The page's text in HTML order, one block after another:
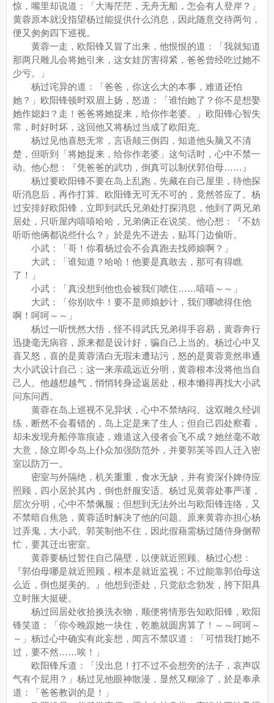
惊，嘴里却说道：「大海茫茫，无舟无船，怎会有人登岸？」
黄蓉原本就没指望杨过能提供什么消息，因此随意交待两句，
便又匆匆四下巡视。
黄蓉一走，欧阳锋又冒了出来，他恨恨的道：「我就知道
那两只雕儿会将她引来，这女娃厉害得紧，爸爸曾经吃过她不
少亏。」
杨过诧异的道：「爸爸，你这么大的本事，难道还怕
她？」欧阳锋顿时双眉上扬，怒道：「谁怕她了？你不是想娶
她作媳妇？走！爸爸将她捉来，给你作老婆。」欧阳锋心智失
常，时好时坏，这回他又将杨过当成了欧阳克。
杨过见他喜怒无常，言语颠三倒四，知道他头脑又不清
楚，但听到「将她捉来，给你作老婆」这句话时，心中不禁一
动。他心想：『凭爸爸的武功，倒真可以制伏郭伯母……』
杨过要欧阳锋不要在岛上乱跑，先藏在自己屋里，待他探
听消息后，再作打算。欧阳锋无可无不可的，竟然答应了。杨
过安排好欧阳锋，立即到武氏兄弟处打探消息，他到了两兄弟
居处，只听屋内嘻嘻哈哈，兄弟俩正在说笑。他心想：『不妨
听听他俩都说些什么？』於是先不进去，贴耳门边偷听。
小武：「哥！你看杨过会不会真跑去找师娘啊？」
大武：「谁知道？哈哈！他要是真敢去，那可有得瞧
了！」
小武：「真没想到他也会被我们唬住……嘻嘻～～」
大武：「你别吹牛！要不是师娘妙计，我们哪唬得住他
啊！呵呵～～」
杨过一听恍然大悟，怪不得武氏兄弟得手容易，黄蓉奔行
迅捷毫无病容，原来都是设计好，骗自己上当的。杨过心中又
喜又怒，喜的是黄蓉清白无瑕未遭玷污，怒的是黄蓉竟然串通
大小武设计自己；这一来亲疏远近分明，黄蓉根本没将他当自
己人。他越想越气，悄悄转身迳返居处，根本懒得再找大小武
问东问西。
黄蓉在岛上巡视不见异状，心中不禁纳闷。这双雕久经训
练，断然不会看错的，岛上定是来了生人；但自己四处察看，
却未发现舟船停靠痕迹，难道这入侵者会飞不成？她丝毫不敢
大意，除立即令岛上仆众加强防范外，并要郭芙等四人迁入密
室以防万一。
密室与外隔绝，机关重重，食水无缺，并有资深仆婢侍应
照顾，四小居於其内，倒也舒服安适。杨过见黄蓉处事严谨，
层次分明，心中不禁佩服；但想到无法外出与欧阳锋连络，又
不禁暗自焦急，黄蓉适时解决了他的问题。原来黄蓉亦担心杨
过弄鬼，大小武、郭芙制他不住，因此假藉需杨过随侍身侧帮
忙，要其迁出密室。
黄蓉要杨过暂住自己隔壁，以便就近照顾。杨过心想：
『郭伯母哪是就近照顾，根本是就近监视；不过能靠郭伯母这
么近，倒也挺美的。』他想到歪处，只觉欲念勃发，胯下阳具
立时胀大挺硬。
杨过回居处收拾换洗衣物，顺便将情形告知欧阳锋，欧阳
锋笑道：「你今晚跟她一块住，乾脆就圆房算了！～～呵呵～
～」杨过心中确实有此妄想，闻言不禁叹道：「可惜我打她不
过，要不然……唉！」
欧阳锋斥道：「没出息！打不过不会想旁的法子，哀声叹
气有个屁用？」杨过见他眼神散漫，显然又糊涂了，於是奉承
道：「爸爸教训的是！」